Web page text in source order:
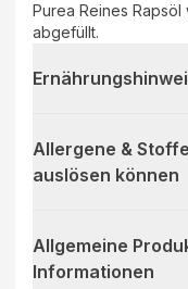
Purea Reines
abgefüllt.
Allergene &
auslösen können
Allgemeine
Informationen